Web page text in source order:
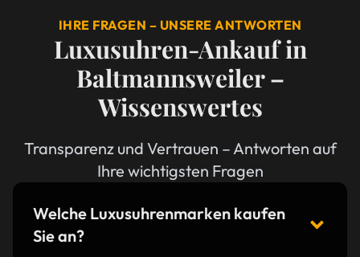
IHRE FRAGEN – UNSERE ANTWORTEN
Luxusuhren-Ankauf in
Baltmannsweiler –
Wissenswertes
Transparenz und Vertrauen – Antworten auf
Ihre wichtigsten Fragen
Welche Luxusuhrenmarken kaufen
Sie an?